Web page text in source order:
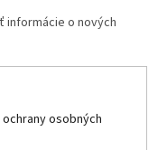
informácie o nových
osobných